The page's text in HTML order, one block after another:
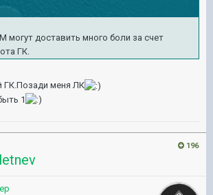
могут доставить много боли за счет
ГК.
ГК.Позади меня ЛК
1
196